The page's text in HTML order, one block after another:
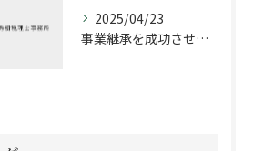
2025/04/23
事業継承を成功させるための税務戦略